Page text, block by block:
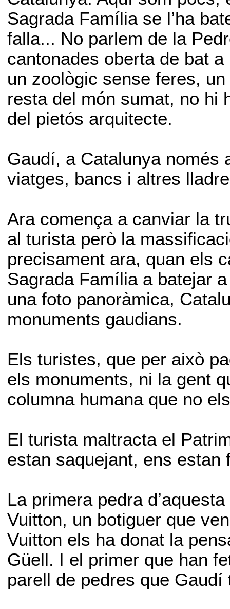
Sagrada Família se l’ha
falla... No parlem de la
cantonades oberta de bat
un zoològic sense feres,
resta del món sumat, no hi
del pietós arquitecte.
Gaudí, a Catalunya només
viatges, bancs i altres
Ara comença a canviar la
al turista però la
precisament ara, quan els
Sagrada Família a batejar
una foto panoràmica,
monuments gaudians.
Els turistes, que per això
els monuments, ni la gent
columna humana que no
El turista maltracta el
estan saquejant, ens estan
La primera pedra
Vuitton, un botiguer que
Vuitton els ha donat la
Güell. I el primer que han
parell de pedres que